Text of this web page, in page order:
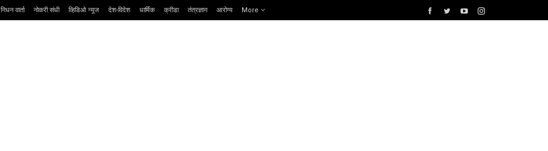
निधन वार्ता नोकरी संधी व्हिडिओ न्यूज देश-विदेश धार्मिक क्रीडा तंत्रज्ञान आरोग्य More